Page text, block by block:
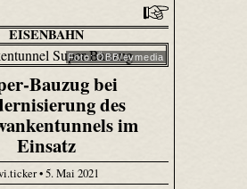
EISENBAHN
Foto: ÖBB/evmedia
Bauzug bei
des
im
Einsatz
• 5. Mai 2021